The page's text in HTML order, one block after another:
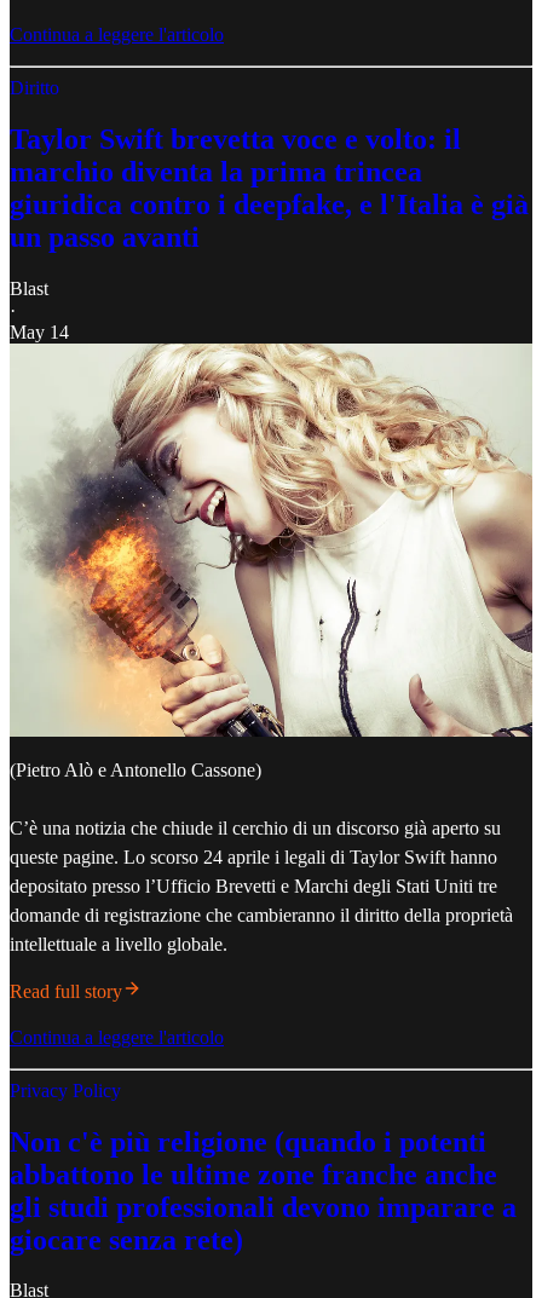
Continua a leggere l'articolo
Diritto
Taylor Swift brevetta voce e volto: il
marchio diventa la prima trincea
giuridica contro i deepfake, e l'Italia è già
un passo avanti
Blast
·
May 14
(Pietro Alò e Antonello Cassone)
C’è una notizia che chiude il cerchio di un discorso già aperto su
queste pagine. Lo scorso 24 aprile i legali di Taylor Swift hanno
depositato presso l’Ufficio Brevetti e Marchi degli Stati Uniti tre
domande di registrazione che cambieranno il diritto della proprietà
intellettuale a livello globale.
Read full story
Continua a leggere l'articolo
Privacy Policy
Non c'è più religione (quando i potenti
abbattono le ultime zone franche anche
gli studi professionali devono imparare a
giocare senza rete)
Blast